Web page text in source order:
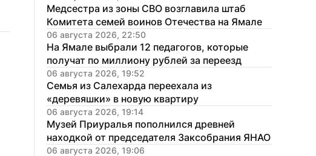
Медсестра из зоны СВО возглавила штаб
Комитета семей воинов Отечества на Ямале
06 августа 2026, 22:50
На Ямале выбрали 12 педагогов, которые
получат по миллиону рублей за переезд
06 августа 2026, 19:52
Семья из Салехарда переехала из
«деревяшки» в новую квартиру
06 августа 2026, 19:14
Музей Приуралья пополнился древней
находкой от председателя Заксобрания ЯНАО
06 августа 2026, 19:06